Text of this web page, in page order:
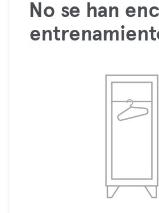
No se han